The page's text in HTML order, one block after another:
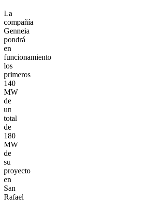
La
compañía
Genneia
pondrá
en
funcionamiento
los
primeros
140
MW
de
un
total
de
180
MW
de
su
proyecto
en
San
Rafael